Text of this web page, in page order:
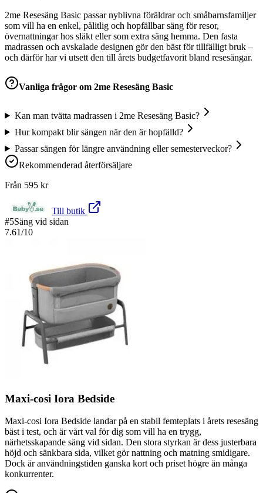
2me Resesäng Basic passar nyblivna föräldrar och småbarnsfamiljer
som vill ha en enkel, pålitlig och hopfällbar säng för resor,
övernattningar hos släkt eller som extra säng hemma. Den fasta
madrassen och avskalade designen gör den bäst för tillfälligt bruk –
och därför har vi utsett den till årets budgetfavorit bland resesängar.
Vanliga frågor om 2me Resesäng Basic
Kan man tvätta madrassen i 2me Resesäng Basic?
Hur kompakt blir sängen när den är hopfälld?
Passar sängen för längre användning eller semesterveckor?
Rekommenderad återförsäljare
Från 595 kr
Till butik
#5Säng vid sidan
7.61/10
Maxi-cosi Iora Bedside
Maxi-cosi Iora Bedside landar på en stabil femteplats i årets resesäng
bäst i test, och är vårt val för dig som vill ha en trygg,
närhetsskapande säng vid sidan. Den stora styrkan är dess justerbara
höjd och sänkbara sida, vilket gör nattning och matning smidigare.
Dock är användningstiden ganska kort och priset högre än många
konkurrenter.